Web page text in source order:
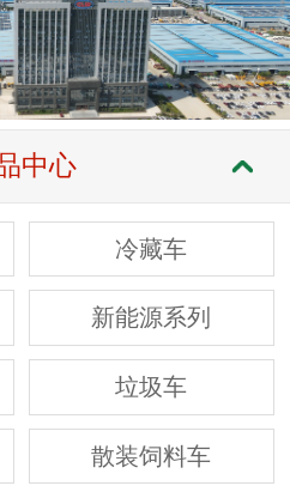
中心
冷藏车
新能源系列
垃圾车
散装饲料车